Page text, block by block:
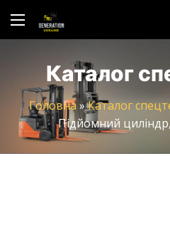
Каталог
Головна»Каталог
Підйомний